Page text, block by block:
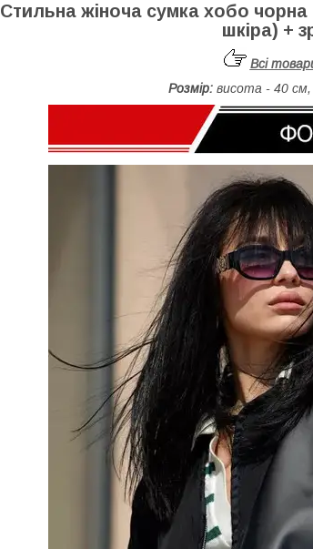
Стильна жіноча сумка хобо чорна
шкіра) +
Всі
Розмір: висота - 40